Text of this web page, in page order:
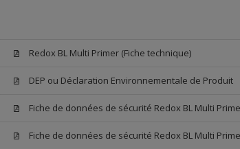
Redox BL Multi Primer (Fiche technique)
DEP ou Déclaration Environnementale de Produit
Fiche de données de sécurité Redox BL Multi
Fiche de données de sécurité Redox BL Multi